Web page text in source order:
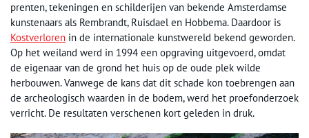
prenten, tekenin­gen en schilderij­en van bekende Amsterdamse
kunstenaars als Rembrandt, Ruisdael en Hobbema. Daardoor is
Kostverloren in de internationale kunstwereld bekend geworden.
Op het weiland werd in 1994 een opgraving uitgevoerd, omdat
de eigenaar van de grond het huis op de oude plek wilde
herbouwen. Vanwege de kans dat dit schade kon toebren­gen aan
de arche­o­logisch waar­den in de bodem, werd het proefon­derzoek
ver­richt. De resultaten verschenen kort geleden in druk.